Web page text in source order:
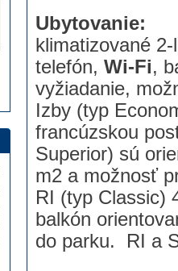
Ubytovanie:
klimatizované
telefón, Wi-Fi,
vyžiadanie,
Izby (typ
francúzskou
Superior) sú
m2 a možnosť
RI (typ Classic)
balkón
do parku. RI a